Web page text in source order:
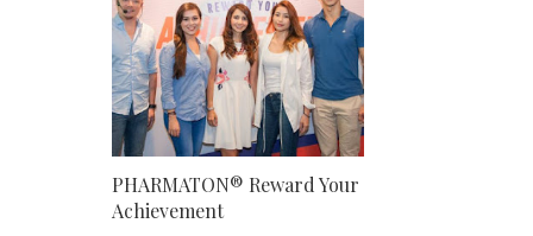
PHARMATON® Reward Your
Achievement